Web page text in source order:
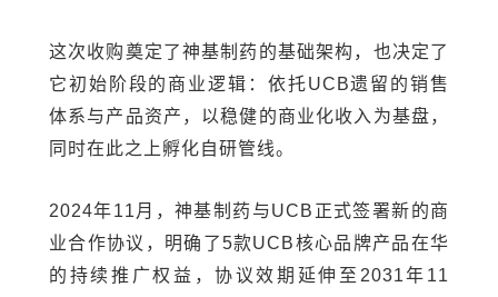
这次收购奠定了神基制药的基础架构，也决定了
它初始阶段的商业逻辑：依托UCB遗留的销售
体系与产品资产，以稳健的商业化收入为基盘，
同时在此之上孵化自研管线。
2024年11月，神基制药与UCB正式签署新的商
业合作协议，明确了5款UCB核心品牌产品在华
的持续推广权益，协议效期延伸至2031年11